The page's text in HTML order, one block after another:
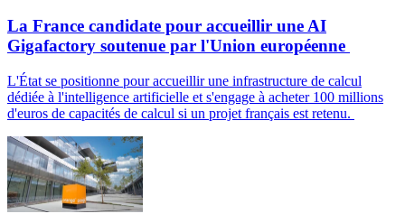
La France candidate pour accueillir une AI
Gigafactory soutenue par l'Union européenne
L'État se positionne pour accueillir une infrastructure de calcul
dédiée à l'intelligence artificielle et s'engage à acheter 100 millions
d'euros de capacités de calcul si un projet français est retenu.